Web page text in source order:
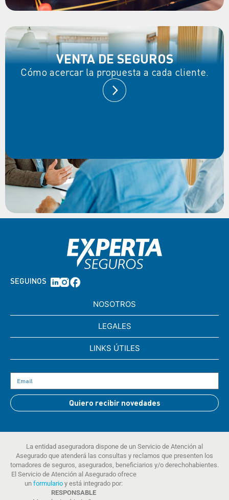
VENTA DE SEGUROS
Cómo acercar la propuesta a cada cliente.
SEGUINOS
NOSOTROS
LEGALES
LINKS ÚTILES
Quiero recibir novedades
La entidad aseguradora dispone de un Servicio de Atención al
Asegurado que atenderá las consultas y reclamos que presenten los
tomadores de seguros, asegurados, beneficiarios y/o derechohabientes.
El Servicio de Atención al Asegurado ofrece
un formulario y está integrado por:
RESPONSABLE